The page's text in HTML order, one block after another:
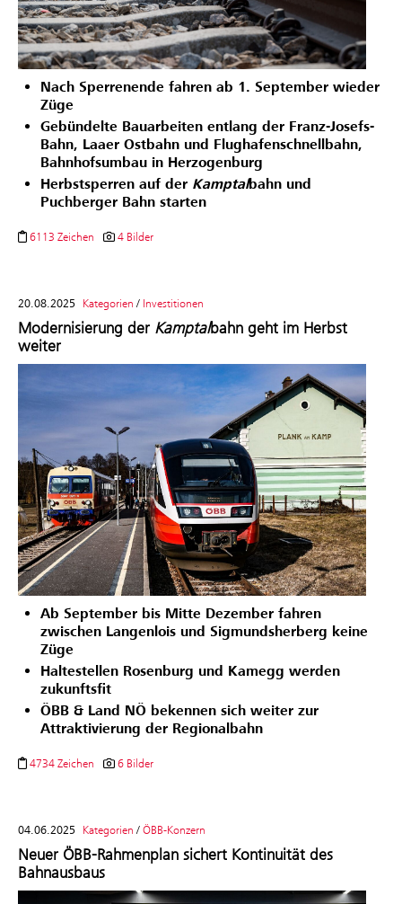
Nach Sperrenende fahren ab 1. September wieder
Züge
Gebündelte Bauarbeiten entlang der Franz-Josefs-
Bahn, Laaer Ostbahn und Flughafenschnellbahn,
Bahnhofsumbau in Herzogenburg
Herbstsperren auf der Kamptalbahn und
Puchberger Bahn starten
6113 Zeichen 4 Bilder
20.08.2025 Kategorien / Investitionen
Modernisierung der Kamptalbahn geht im Herbst
weiter
Ab September bis Mitte Dezember fahren
zwischen Langenlois und Sigmundsherberg keine
Züge
Haltestellen Rosenburg und Kamegg werden
zukunftsfit
ÖBB & Land NÖ bekennen sich weiter zur
Attraktivierung der Regionalbahn
4734 Zeichen 6 Bilder
04.06.2025 Kategorien / ÖBB-Konzern
Neuer ÖBB-Rahmenplan sichert Kontinuität des
Bahnausbaus